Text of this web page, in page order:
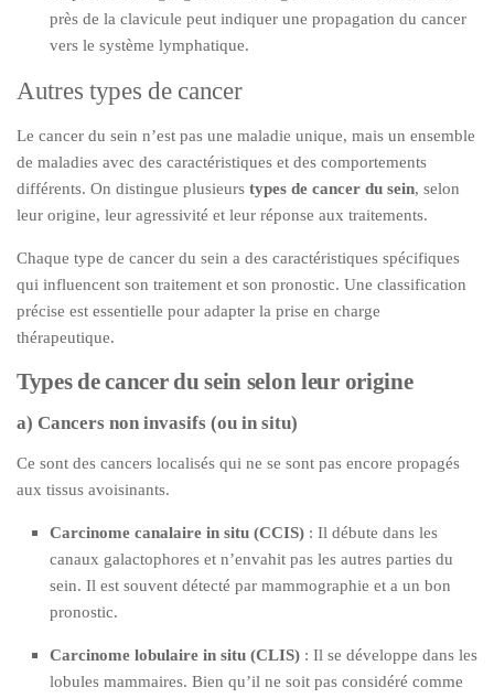
près de la clavicule peut indiquer une propagation du cancer
vers le système lymphatique.
Autres types de cancer
Le cancer du sein n’est pas une maladie unique, mais un ensemble
de maladies avec des caractéristiques et des comportements
différents. On distingue plusieurs types de cancer du sein, selon
leur origine, leur agressivité et leur réponse aux traitements.
Chaque type de cancer du sein a des caractéristiques spécifiques
qui influencent son traitement et son pronostic. Une classification
précise est essentielle pour adapter la prise en charge
thérapeutique.
Types de cancer du sein selon leur origine
a) Cancers non invasifs (ou in situ)
Ce sont des cancers localisés qui ne se sont pas encore propagés
aux tissus avoisinants.
Carcinome canalaire in situ (CCIS) : Il débute dans les
canaux galactophores et n’envahit pas les autres parties du
sein. Il est souvent détecté par mammographie et a un bon
pronostic.
Carcinome lobulaire in situ (CLIS) : Il se développe dans les
lobules mammaires. Bien qu’il ne soit pas considéré comme